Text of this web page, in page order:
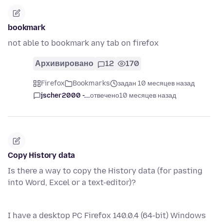
bookmark
not able to bookmark any tab on firefox
Архивировано 12 170
Firefox Bookmarks
задан 10 месяцев назад
jscher2000 -...отвечено10 месяцев назад
Copy History data
Is there a way to copy the History data (for pasting
into Word, Excel or a text-editor)?
I have a desktop PC Firefox 140.0.4 (64-bit) Windows